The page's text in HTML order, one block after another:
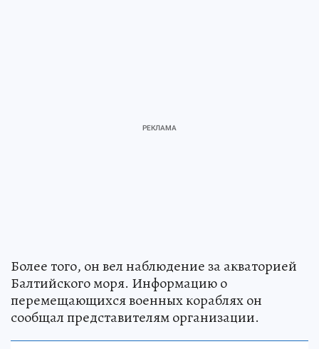
Более того, он вел наблюдение за акваторией
Балтийского моря. Информацию о
перемещающихся военных кораблях он
сообщал представителям организации.